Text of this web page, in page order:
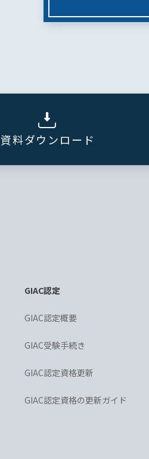
資料ダウンロード
GIAC認定
GIAC認定概要
GIAC受験手続き
GIAC認定資格更新
GIAC認定資格の更新ガイド